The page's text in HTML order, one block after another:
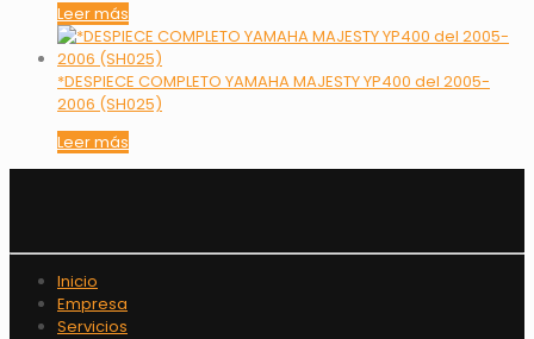
Leer más
*DESPIECE COMPLETO YAMAHA MAJESTY YP400 del 2005-
2006 (SH025)
Leer más
Inicio
Empresa
Servicios